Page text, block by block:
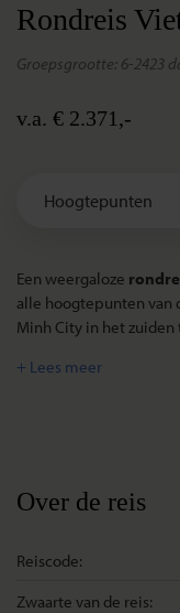
Rondreis
v.a. € 2.371,-
groepsgrootte: 6-24 23
Een weergaloze
alle hoogtepunten van
Minh City in het
met de Etnische
charmant, stijlvol
Over de reis
Reiscode:
Zwaarte van de reis: